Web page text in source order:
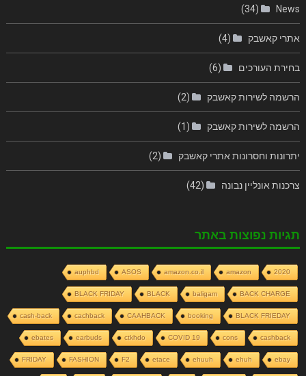
News
(34)
אתרי קאשבק (4)
בחירת העורכים (6)
הרשמה לשירות קאשבק (2)
הרשמה לשירות קאשבק (1)
יתרונות וחסרונות אתרי קאשבק (2)
צרכנות אונליין נבונה (42)
תגיות נפוצות באתר
2020
amazon
amazon.co.il
ASOS
auphbd
BACK CHARGE
baligam
BLACK
BLACK FRIDAY
BLACK FRIEDAY
booking
CAAHBACK
cachback
cash-back
cashback
cons
COVID 19
ctkhdo
earbuds
ebates
ebay
ehuh
ehuuh
etace
F2
FASHION
FRIDAY